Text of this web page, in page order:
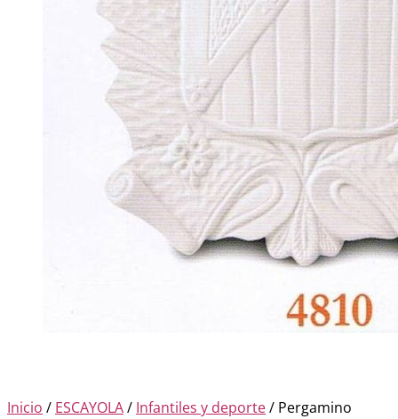
Inicio / ESCAYOLA/ Infantiles y deporte/ Pergamino